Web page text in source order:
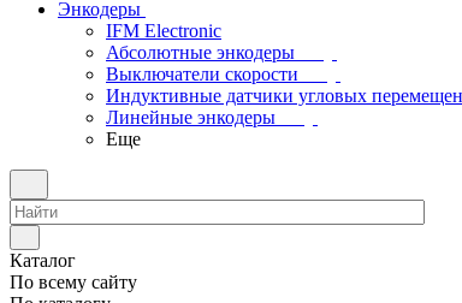
Энкодеры
IFM Electronic
Абсолютные энкодеры
Выключатели скорости
Индуктивные датчики угловых
Линейные энкодеры
Еще
Каталог
По всему сайту